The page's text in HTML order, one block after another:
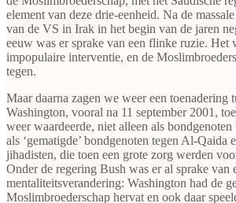
element van deze drie-eenheid. Na de
van de VS in Irak in het begin van de jaren
eeuw was er sprake van een flinke ruzie. Het
impopulaire interventie, en de
tegen.
Maar daarna zagen we weer een toenadering
Washington, vooral na 11 september 2001,
weer waardeerde, niet alleen als
als ‘gematigde’ bondgenoten tegen Al-Qaida
jihadisten, die toen een grote zorg werden
Onder de regering Bush was er al sprake van
mentaliteitsverandering: Washington had de
Moslimbroederschap hervat en ook daar